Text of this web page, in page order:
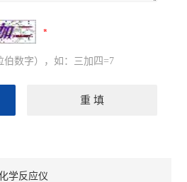
数字），如：三加四=7
学反应仪